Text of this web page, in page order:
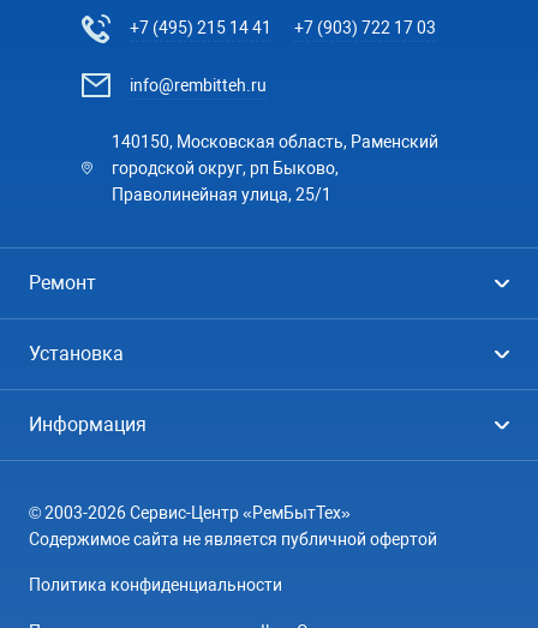
+7 (495) 215 14 41 +7 (903) 722 17 03
info@rembitteh.ru
140150, Московская область, Раменский
городской округ, рп Быково,
Праволинейная улица, 25/1
Ремонт
Посудомоечные машины
Кондиционеры
Варочные панели
Установка
Кондиционеры
Информация
География
© 2003-2026 Сервис-Центр «РемБытТех»
Содержимое сайта не является публичной офертой
Политика конфиденциальности